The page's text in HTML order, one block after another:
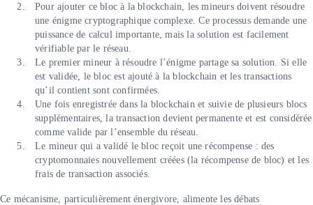
Pour ajouter ce bloc à la blockchain, les mineurs doivent résoudre
une énigme cryptographique complexe. Ce processus demande une
puissance de calcul importante, mais la solution est facilement
vérifiable par le réseau.
Le premier mineur à résoudre l’énigme partage sa solution. Si elle
est validée, le bloc est ajouté à la blockchain et les transactions
qu’il contient sont confirmées.
Une fois enregistrée dans la blockchain et suivie de plusieurs blocs
supplémentaires, la transaction devient permanente et est considérée
comme valide par l’ensemble du réseau.
Le mineur qui a validé le bloc reçoit une récompense : des
cryptomonnaies nouvellement créées (la récompense de bloc) et les
frais de transaction associés.
Ce mécanisme, particulièrement énergivore, alimente les débats